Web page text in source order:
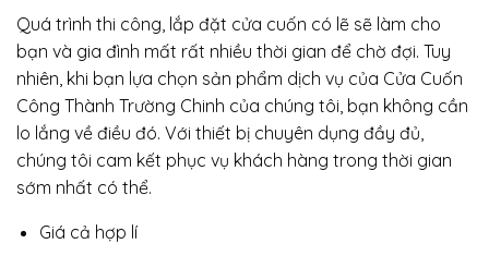
Quá trình thi công, lắp đặt cửa cuốn có lẽ sẽ làm cho
bạn và gia đình mất rất nhiều thời gian để chờ đợi. Tuy
nhiên, khi bạn lựa chọn sản phẩm dịch vụ của Cửa Cuốn
Công Thành Trường Chinh của chúng tôi, bạn không cần
lo lắng về điều đó. Với thiết bị chuyên dụng đầy đủ,
chúng tôi cam kết phục vụ khách hàng trong thời gian
sớm nhất có thể.
Giá cả hợp lí